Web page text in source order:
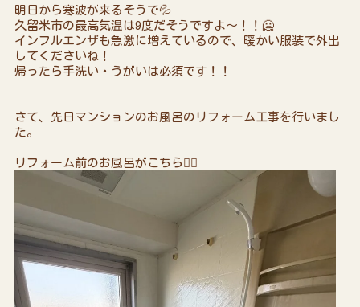
明日から寒波が来るそうで💦
久留米市の最高気温は9度だそうですよ～！！🥶
インフルエンザも急激に増えているので、暖かい服装で外出
してくださいね！
帰ったら手洗い・うがいは必須です！！
さて、先日マンションのお風呂のリフォーム工事を行いまし
た。
リフォーム前のお風呂がこちら👇🏻